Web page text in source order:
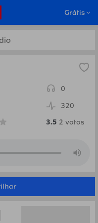
Grátis
0
320
3.5 2 votos